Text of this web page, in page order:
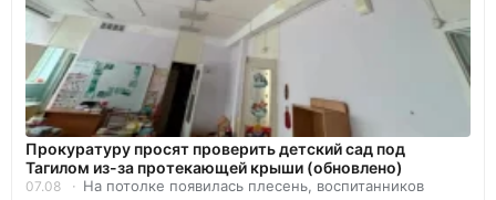
Прокуратуру просят проверить детский сад под
Тагилом из-за протекающей крыши (обновлено)
07.08
На потолке появилась плесень, воспитанников